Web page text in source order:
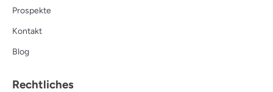
Prospekte
Kontakt
Blog
Rechtliches